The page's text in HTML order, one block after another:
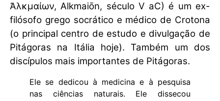
Ἀλκμαίων, Alkmaiōn, século V aC) é um ex-
filósofo grego socrático e médico de Crotona
(o principal centro de estudo e divulgação de
Pitágoras na Itália hoje). Também um dos
discípulos mais importantes de Pitágoras.
Ele se dedicou à medicina e à pesquisa
nas ciências naturais. Ele dissecou